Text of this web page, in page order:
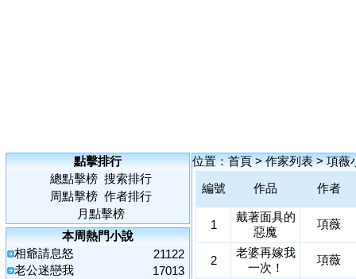
點擊排行
總點擊榜 搜索排行
周點擊榜 作者排行
月點擊榜
本周熱門小說
相爺請息怒
21122
老公迷戀我
17013
位置：首頁>作家列表>項薇
編號
作品 作者
1
戴著面具的
惡魔
項薇
2
老婆再嫁我
一次！
項薇